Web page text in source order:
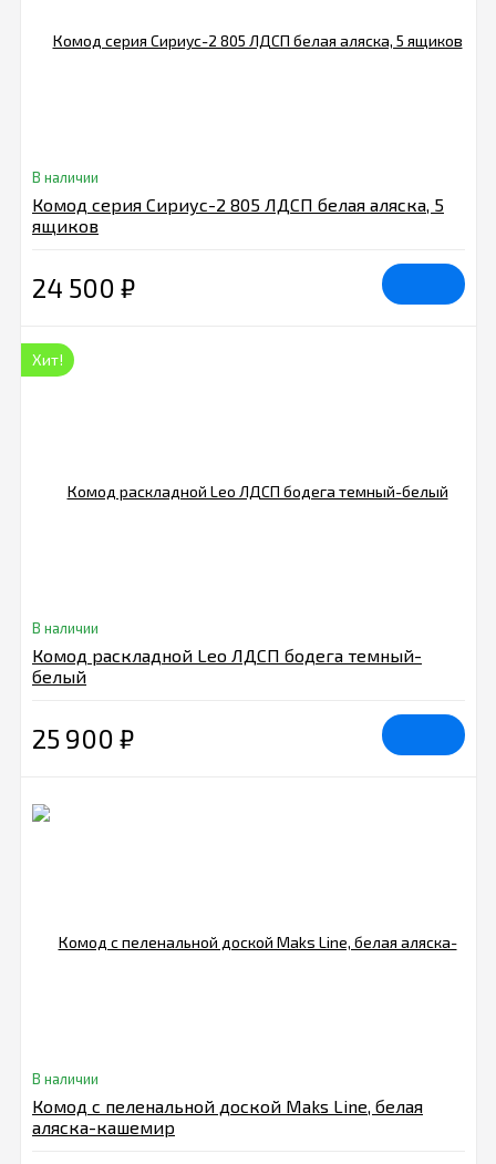
В наличии
Комод серия Сириус-2 805 ЛДСП белая аляска, 5
ящиков
24 500 ₽
Хит!
В наличии
Комод раскладной Leo ЛДСП бодега темный-
белый
25 900 ₽
В наличии
Комод с пеленальной доской Maks Line, белая
аляска-кашемир